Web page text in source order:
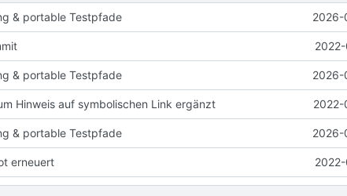
& portable Testpfade 2026-
& portable Testpfade 2026-
Hinweis auf symbolischen Link ergänzt 2022-
& portable Testpfade 2026-
erneuert